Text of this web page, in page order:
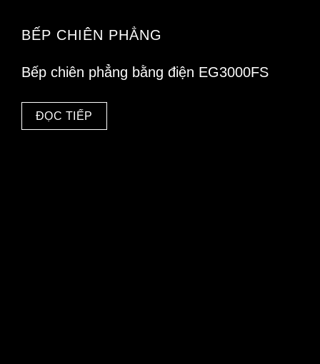
BẾP CHIÊN PHẲNG
Bếp chiên phẳng bằng điện EG3000FS
ĐỌC TIẾP